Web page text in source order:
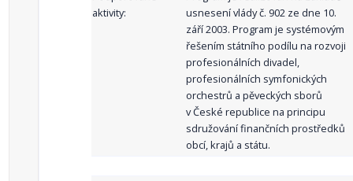
aktivity:
usnesení vlády č. 902 ze dne 10.
září 2003. Program je systémovým
řešením státního podílu na rozvoji
profesionálních divadel,
profesionálních symfonických
orchestrů a pěveckých sborů
v České republice na principu
sdružování finančních prostředků
obcí, krajů a státu.